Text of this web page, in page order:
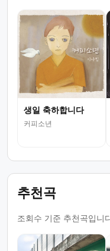
생일 축하합니다
커피소년
추천곡
조회수 기준 추천곡입니